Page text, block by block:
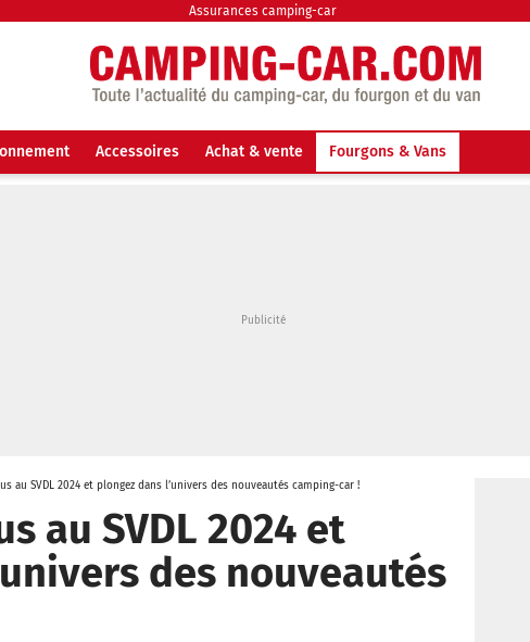
Assurances camping-car
Accessoires Achat & vente Fourgons & Vans
au SVDL 2024 et plongez dans l’univers des nouveautés camping-car !
au SVDL 2024 et
des nouveautés